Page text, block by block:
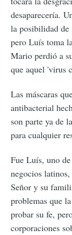
desaparecería.
la posibilidad
pero Luís toma
Mario perdió a
que aquel 'virus
Las máscaras
antibacterial
son parte ya de
para cualquier
Fue Luís, uno
negocios
Señor y su
problemas que
probar su fe,
corporaciones